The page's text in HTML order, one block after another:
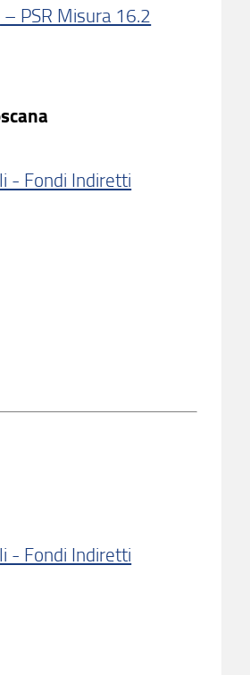
PSR Misura 16.2
- Fondi Indiretti
- Fondi Indiretti